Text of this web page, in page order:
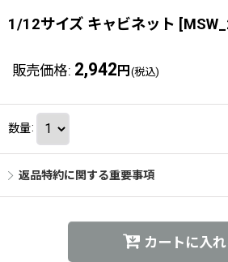
1/12サイズ キャビネット [
販売価格: 2,942 円 (税込)
数量:
返品特約に関する重要事項
カートに入